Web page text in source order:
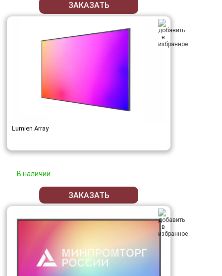
ЗАКАЗАТЬ
Lumien Array
В наличии
ЗАКАЗАТЬ